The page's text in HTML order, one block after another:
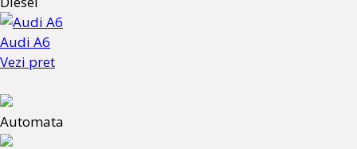
Audi A6
Vezi pret
Automata